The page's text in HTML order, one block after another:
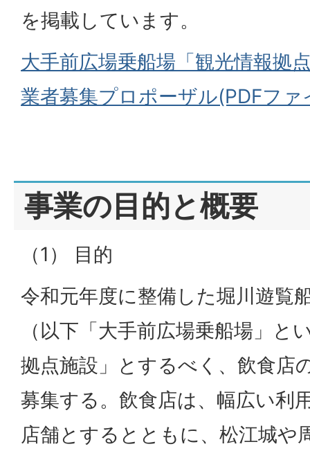
を掲載しています。
大手前広場乗船場「観光情報拠
業者募集プロポーザル(PDFファ
事業の目的と概要
（1） 目的
令和元年度に整備した堀川遊覧
（以下「大手前広場乗船場」と
拠点施設」とするべく、飲食店
募集する。飲食店は、幅広い利
店舗とするとともに、松江城や